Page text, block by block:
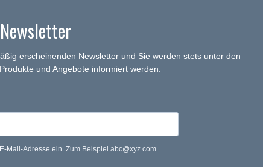
Newsletter
erscheinenden Newsletter und Sie werden stets unter den
und Angebote informiert werden.
Mail-Adresse ein. Zum Beispiel abc@xyz.com